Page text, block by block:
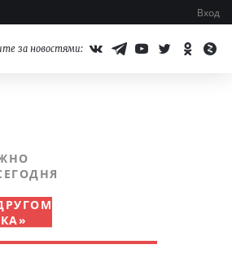
Вход
за новостями: